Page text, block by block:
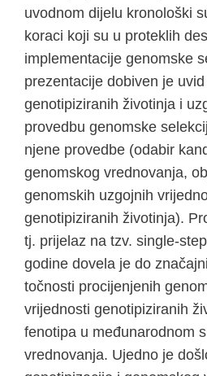
uvodnom dijelu kronološki
koraci koji su u proteklih
implementacije genomske
prezentacije dobiven je
genotipiziranih životinja i
provedbu genomske
njene provedbe (odabir
genomskog vrednovanja,
genomskih uzgojnih
genotipiziranih životinja).
tj. prijelaz na tzv. single-
godine dovela je do
točnosti procijenjenih
vrijednosti genotipiziranih
fenotipa u međunarodnom
vrednovanja. Ujedno je